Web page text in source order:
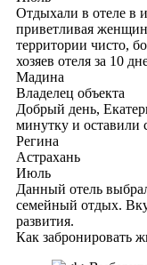
Отдыхали в отеле в
приветливая
территории чисто,
хозяев отеля за 10
Мадина
Владелец объекта
Добрый день,
минутку и оставили
Регина
Астрахань
Июль
Данный отель
семейный отдых.
развития.
Как забронировать